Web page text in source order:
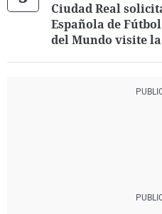
Ciudad Real
Española de
del Mundo visite